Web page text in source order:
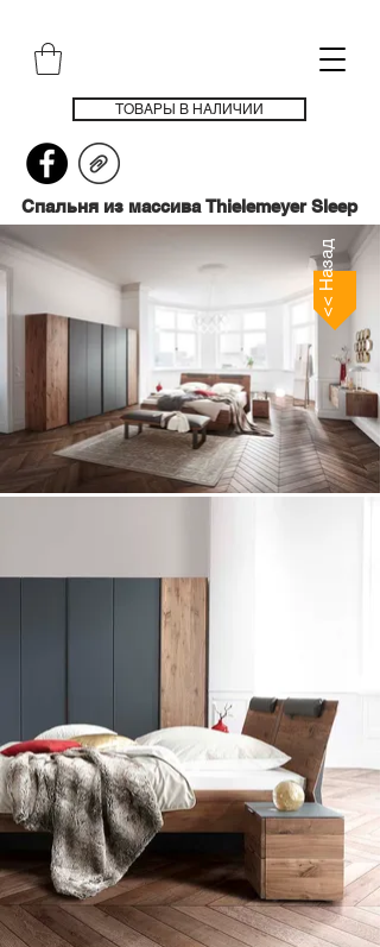
ТОВАРЫ В НАЛИЧИИ
Спальня из массива Thielemeyer Sleep
<< Назад